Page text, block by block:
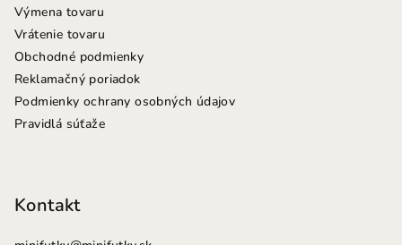
Výmena tovaru
Vrátenie tovaru
Obchodné podmienky
Reklamačný poriadok
Podmienky ochrany osobných údajov
Pravidlá súťaže
Kontakt